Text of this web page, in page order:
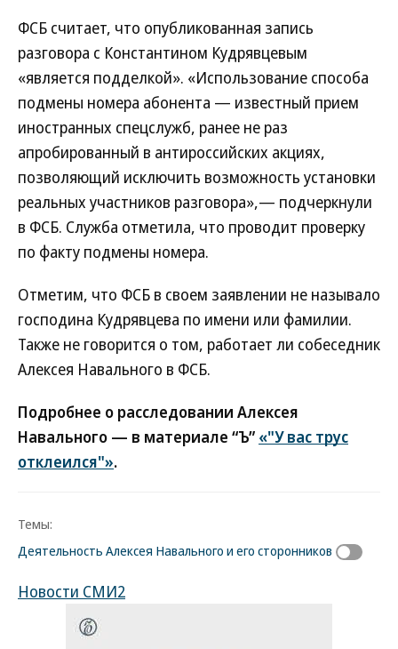
ФСБ считает, что опубликованная запись
разговора с Константином Кудрявцевым
«является подделкой». «Использование способа
подмены номера абонента — известный прием
иностранных спецслужб, ранее не раз
апробированный в антироссийских акциях,
позволяющий исключить возможность установки
реальных участников разговора»,— подчеркнули
в ФСБ. Служба отметила, что проводит проверку
по факту подмены номера.
Отметим, что ФСБ в своем заявлении не называло
господина Кудрявцева по имени или фамилии.
Также не говорится о том, работает ли собеседник
Алексея Навального в ФСБ.
Подробнее о расследовании Алексея
Навального — в материале “Ъ” «"У вас трус
отклеился"».
Темы:
Деятельность Алексея Навального и его сторонников
Новости СМИ2